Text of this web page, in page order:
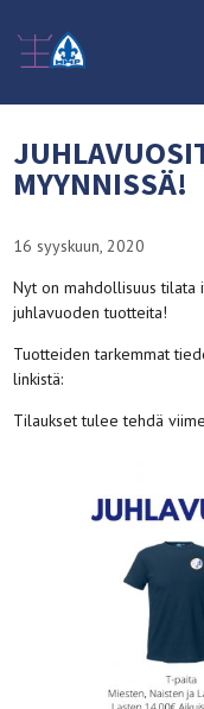
MYYNNISSÄ!
16 syyskuun, 2020
Nyt on mahdollisuus tilata
juhlavuoden tuotteita!
Tuotteiden tarkemmat
linkistä:
Tilaukset tulee tehdä